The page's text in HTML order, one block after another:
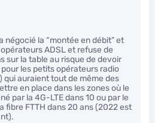
négocié la “montée en débit” et
ADSL et refuse de
sur la table au risque de devoir
les petits opérateurs radio
qui auraient tout de même des
en place dans les zones où le
par la 4G-LTE dans 10 ou par le
fibre FTTH dans 20 ans (2022 est